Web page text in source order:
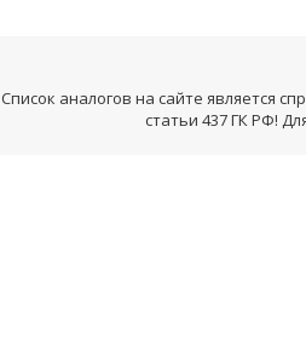
Список аналогов на сайте является
статьи 437 ГК РФ!